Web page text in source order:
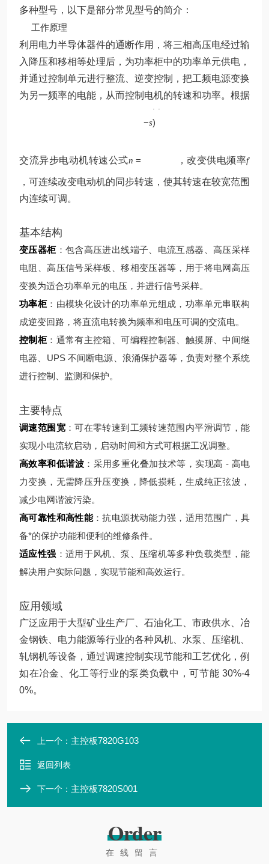
多种型号，以下是部分常见型号的简介：
工作原理
利用电力半导体器件的通断作用，将三相高压电经过输
入降压和移相等处理后，为功率柜中的功率单元供电，
并通过控制单元进行整流、逆变控制，把工频电源变换
为另一频率的电能，从而控制电机的转速和功率。根据
交流异步电动机转速公式n =
p
−s)
，改变供电频率f
，可连续改变电动机的同步转速，使其转速在较宽范围
内连续可调。
基本结构
变压器柜：包含高压进出线端子、电流互感器、高压采样
电阻、高压信号采样板、移相变压器等，用于将电网高压
变换为适合功率单元的电压，并进行信号采样。
功率柜：由模块化设计的功率单元组成，功率单元串联构
成逆变回路，将直流电转换为频率和电压可调的交流电。
控制柜：通常有主控箱、可编程控制器、触摸屏、中间继
电器、UPS 不间断电源、浪涌保护器等，负责对整个系统
进行控制、监测和保护。
主要特点
调速范围宽：可在零转速到工频转速范围内平滑调节，能
实现小电流软启动，启动时间和方式可根据工况调整。
高效率和低谐波 ：采用多重化叠加技术等，实现高 - 高电
力变换，无需降压升压变换，降低损耗，生成纯正弦波，
减少电网谐波污染。
高可靠性和高性能：抗电源扰动能力强，适用范围广，具
备*的保护功能和便利的维修条件。
适应性强 ：适用于风机、泵、压缩机等多种负载类型，能
解决用户实际问题，实现节能和高效运行。
应用领域
广泛应用于大型矿业生产厂、石油化工、市政供水、冶
金钢铁、电力能源等行业的各种风机、水泵、压缩机、
轧钢机等设备，通过调速控制实现节能和工艺优化，例
如在冶金、化工等行业的泵类负载中，可节能 30%-4
0%。
上一个： 主控板7820G103
返回列表
下一个： 主控板7820S001
Order
在线留言